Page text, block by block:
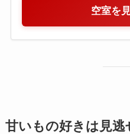
空室を
甘いもの好きは見